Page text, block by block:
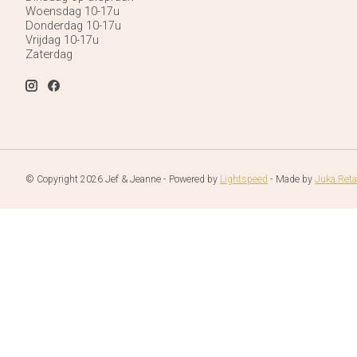
Woensdag 10-17u
Donderdag 10-17u
Vrijdag 10-17u
Zaterdag
© Copyright 2026 Jef & Jeanne - Powered by Lightspeed - Made by